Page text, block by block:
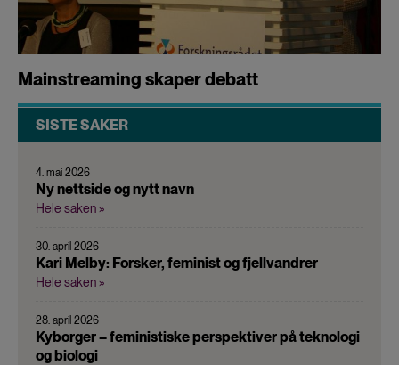
Mainstreaming skaper debatt
SISTE SAKER
4. mai 2026
Ny nettside og nytt navn
Hele saken »
30. april 2026
Kari Melby: Forsker, feminist og fjellvandrer
Hele saken »
28. april 2026
Kyborger – feministiske perspektiver på teknologi
og biologi